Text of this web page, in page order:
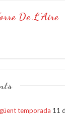
De L’Aire
temporada 11